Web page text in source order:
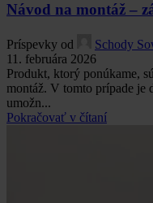
Návod na montáž –
Príspevky od
Schody
11. februára 2026
Produkt, ktorý ponúkame,
montáž. V tomto prípade je
umožn...
Pokračovať v čítaní